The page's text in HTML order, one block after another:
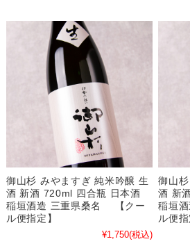
御山杉 みやますぎ 純米吟醸 生
酒 新酒 720ml 四合瓶 日本酒
稲垣酒造 三重県桑名 【クー
ル便指定】
¥1,750(税込)
御山
酒 新
稲垣
ル便指